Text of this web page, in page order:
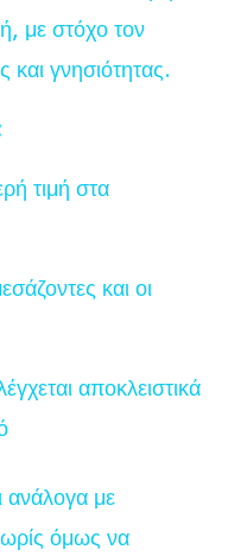
με στόχο τον
και γνησιότητας.
τιμή στα
και οι
αποκλειστικά
ανάλογα με
όμως να